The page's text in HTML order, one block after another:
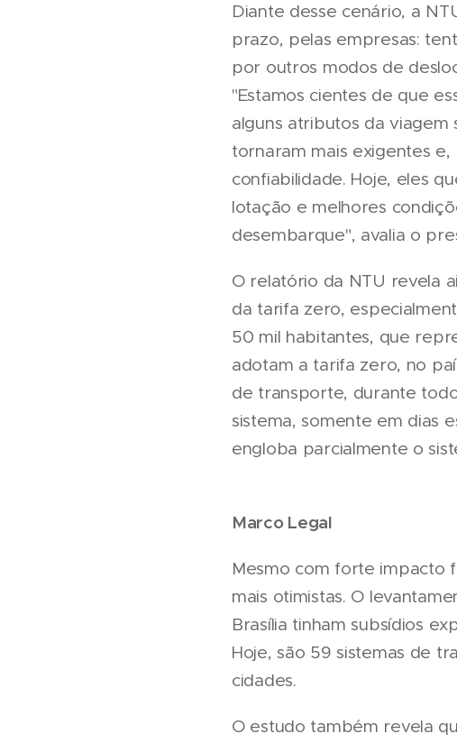
Diante desse cenário, a
prazo, pelas empresas:
por outros modos de
"Estamos cientes de que
alguns atributos da viagem
tornaram mais exigentes
confiabilidade. Hoje, eles
lotação e melhores
desembarque", avalia o
O relatório da NTU revela
da tarifa zero,
50 mil habitantes, que
adotam a tarifa zero, no
de transporte, durante
sistema, somente em dias
engloba parcialmente o
Marco Legal
Mesmo com forte impacto
mais otimistas. O
Brasília tinham subsídios
Hoje, são 59 sistemas de
cidades.
O estudo também revela